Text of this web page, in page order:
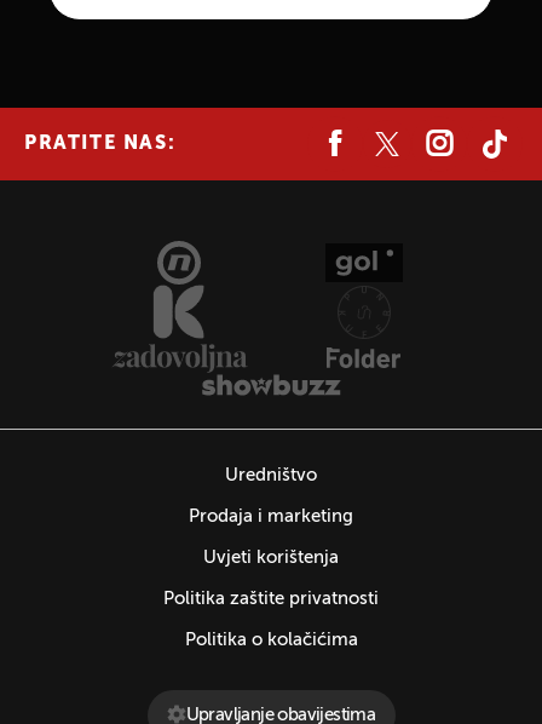
PRATITE NAS:
Uredništvo
Prodaja i marketing
Uvjeti korištenja
Politika zaštite privatnosti
Politika o kolačićima
Upravljanje obavijestima